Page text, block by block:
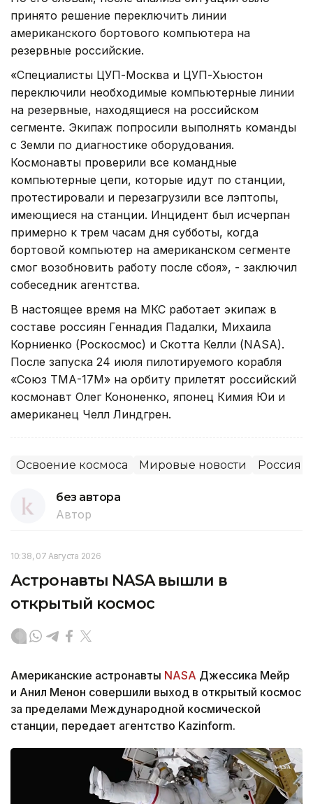
принято решение переключить линии
американского бортового компьютера на
резервные российские.
«Специалисты ЦУП-Москва и ЦУП-Хьюстон
переключили необходимые компьютерные линии
на резервные, находящиеся на российском
сегменте. Экипаж попросили выполнять команды
с Земли по диагностике оборудования.
Космонавты проверили все командные
компьютерные цепи, которые идут по станции,
протестировали и перезагрузили все лэптопы,
имеющиеся на станции. Инцидент был исчерпан
примерно к трем часам дня субботы, когда
бортовой компьютер на американском сегменте
смог возобновить работу после сбоя», - заключил
собеседник агентства.
В настоящее время на МКС работает экипаж в
составе россиян Геннадия Падалки, Михаила
Корниенко (Роскосмос) и Скотта Келли (NASA).
После запуска 24 июля пилотируемого корабля
«Союз ТМА-17М» на орбиту прилетят российский
космонавт Олег Кононенко, японец Кимия Юи и
американец Челл Линдгрен.
Освоение космоса Мировые новости Россия
без автора
Автор
10:38, 07 Августа 2026
Астронавты NASA вышли в
открытый космос
Американские астронавты NASA Джессика Мейр
и Анил Менон совершили выход в открытый космос
за пределами Международной космической
станции, передает агентство Kazinform.